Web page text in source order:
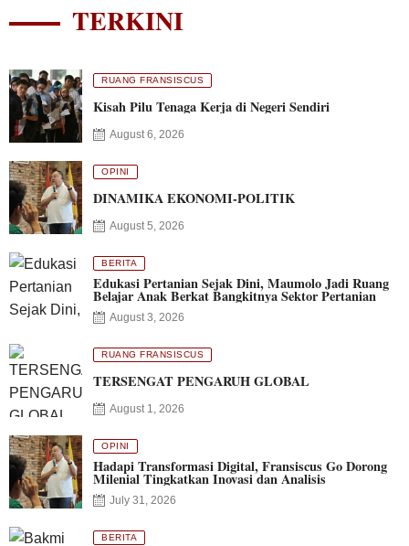
TERKINI
RUANG FRANSISCUS
Kisah Pilu Tenaga Kerja di Negeri Sendiri
August 6, 2026
OPINI
DINAMIKA EKONOMI-POLITIK
August 5, 2026
BERITA
Edukasi Pertanian Sejak Dini, Maumolo Jadi Ruang
Belajar Anak Berkat Bangkitnya Sektor Pertanian
August 3, 2026
RUANG FRANSISCUS
TERSENGAT PENGARUH GLOBAL
August 1, 2026
OPINI
Hadapi Transformasi Digital, Fransiscus Go Dorong
Milenial Tingkatkan Inovasi dan Analisis
July 31, 2026
BERITA